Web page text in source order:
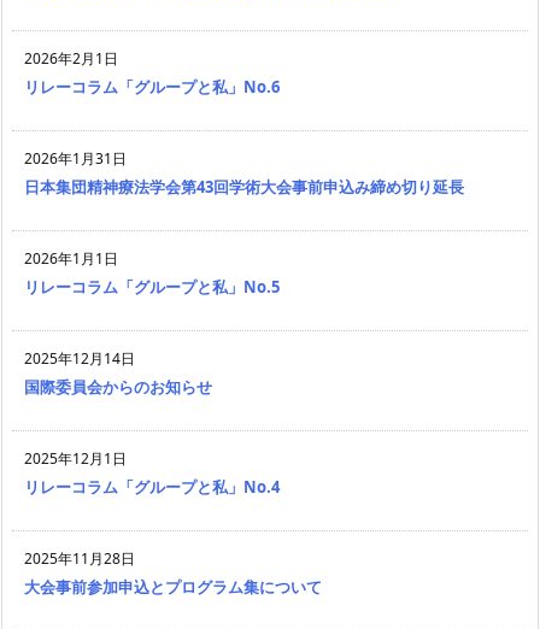
2026年2月1日
リレーコラム「グループと私」No.6
2026年1月31日
日本集団精神療法学会第43回学術大会事前申込み締め切り延長
2026年1月1日
リレーコラム「グループと私」No.5
2025年12月14日
国際委員会からのお知らせ
2025年12月1日
リレーコラム「グループと私」No.4
2025年11月28日
大会事前参加申込とプログラム集について